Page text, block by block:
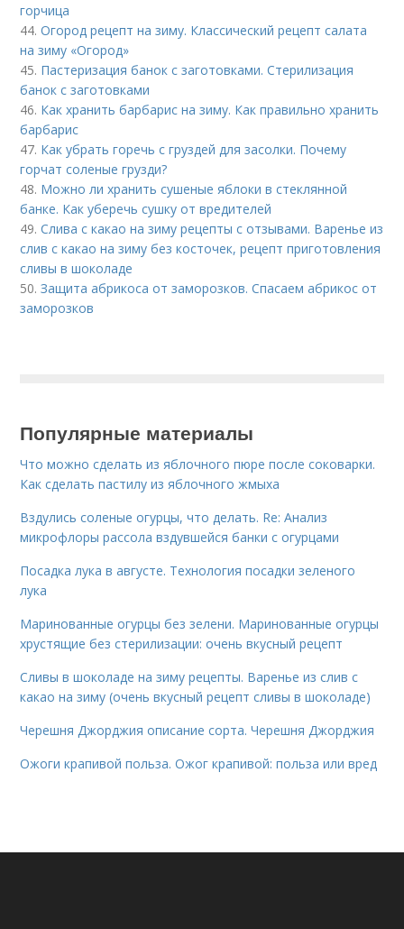
горчица
44.Огород рецепт на зиму. Классический рецепт салата
на зиму «Огород»
45. Пастеризация банок с заготовками. Стерилизация
банок с заготовками
46. Как хранить барбарис на зиму. Как правильно хранить
барбарис
47. Как убрать горечь с груздей для засолки. Почему
горчат соленые грузди?
48. Можно ли хранить сушеные яблоки в стеклянной
банке. Как уберечь сушку от вредителей
49.Слива с какао на зиму рецепты с отзывами. Варенье из
слив с какао на зиму без косточек, рецепт приготовления
сливы в шоколаде
50.Защита абрикоса от заморозков. Спасаем абрикос от
заморозков
Популярные материалы
Что можно сделать из яблочного пюре после соковарки.
Как сделать пастилу из яблочного жмыха
Вздулись соленые огурцы, что делать. Re: Анализ
микрофлоры рассола вздувшейся банки с огурцами
Посадка лука в августе. Технология посадки зеленого
лука
Маринованные огурцы без зелени. Маринованные огурцы
хрустящие без стерилизации: очень вкусный рецепт
Сливы в шоколаде на зиму рецепты. Варенье из слив с
какао на зиму (очень вкусный рецепт сливы в шоколаде)
Черешня Джорджия описание сорта. Черешня Джорджия
Ожоги крапивой польза. Ожог крапивой: польза или вред